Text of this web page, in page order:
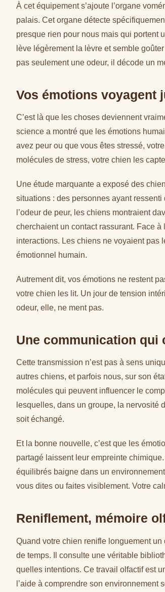
À cet équipement s’ajoute l’organe
palais. Cet organe détecte
presque rien pour nous mais qui portent
lève légèrement la lèvre et semble
pas seulement une odeur, il décode un
Vos émotions voyagent
C’est là que les choses deviennent
science a montré que les émotions
avez peur ou que vous êtes stressé,
molécules de stress, votre chien les
Une étude marquante a exposé des
situations : des personnes ayant
l’odeur de peur, les chiens montraient
cherchaient un contact rassurant. Face
interactions. Les chiens ne voyaient pas
émotionnel humain.
Autrement dit, vos émotions ne restent
votre chien les lit. Un jour de tension
odeur, elle, ne ment pas.
Une communication qui
Cette transmission n’est pas à sens
autres chiens, et parfois nous, sur son
molécules qui peuvent influencer le
lesquelles, dans un groupe, la nervosité
soit échangé.
Et la bonne nouvelle, c’est que les
partagé laissent leur empreinte
équilibrés baigne dans un
vous dites ou faites visiblement. Votre
Reniflement, mémoire
Quand votre chien renifle longuement
de temps. Il consulte une véritable
quelles intentions. Ce travail olfactif est
l’aide à comprendre son environnement